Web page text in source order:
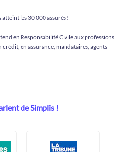
les 30 000 assurés !
en Responsabilité Civile aux professions
en assurance, mandataires, agents
de Simplis !